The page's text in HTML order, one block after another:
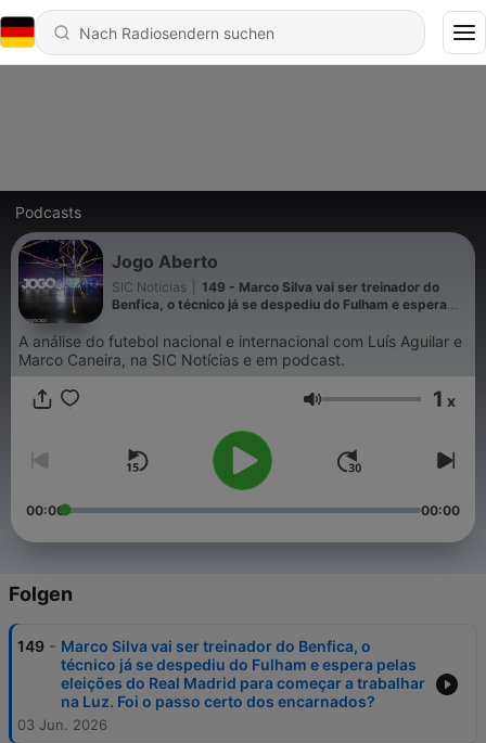
Podcasts
Jogo Aberto
SIC Notícias
149 - Marco Silva vai ser treinador do
Benfica, o técnico já se despediu do Fulham e espera
na Luz. Foi o passo certo dos encarnados?
A análise do futebol nacional e internacional com Luís Aguilar e
Marco Caneira, na SIC Notícias e em podcast.
Lautstärke 1 x
00:00 00:00
Folgen
149 - Marco Silva vai ser treinador do Benfica, o
técnico já se despediu do Fulham e espera pelas
eleições do Real Madrid para começar a trabalhar
na Luz. Foi o passo certo dos encarnados?
03 Jun. 2026